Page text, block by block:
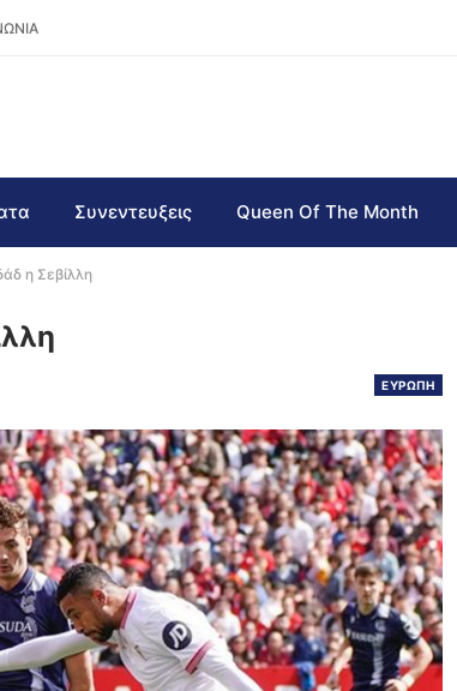
Συνεντευξεις Queen Of The Month
η Σεβίλλη
ΕΥΡΩΠΗ